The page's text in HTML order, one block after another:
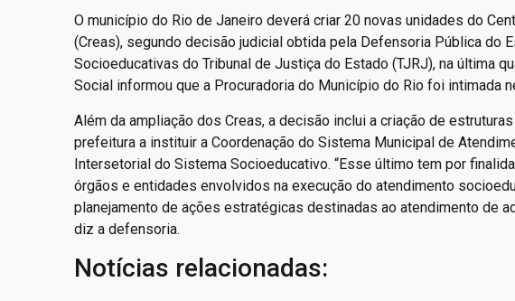
O município do Rio de Janeiro deverá criar 20 novas unidades do
(Creas), segundo decisão judicial obtida pela Defensoria Pública do
Socioeducativas do Tribunal de Justiça do Estado (TJRJ), na última
Social informou que a Procuradoria do Município do Rio foi intimada
Além da ampliação dos Creas, a decisão inclui a criação de
prefeitura a instituir a Coordenação do Sistema Municipal de
Intersetorial do Sistema Socioeducativo. “Esse último tem por
órgãos e entidades envolvidos na execução do atendimento
planejamento de ações estratégicas destinadas ao atendimento de
diz a defensoria.
Notícias relacionadas: